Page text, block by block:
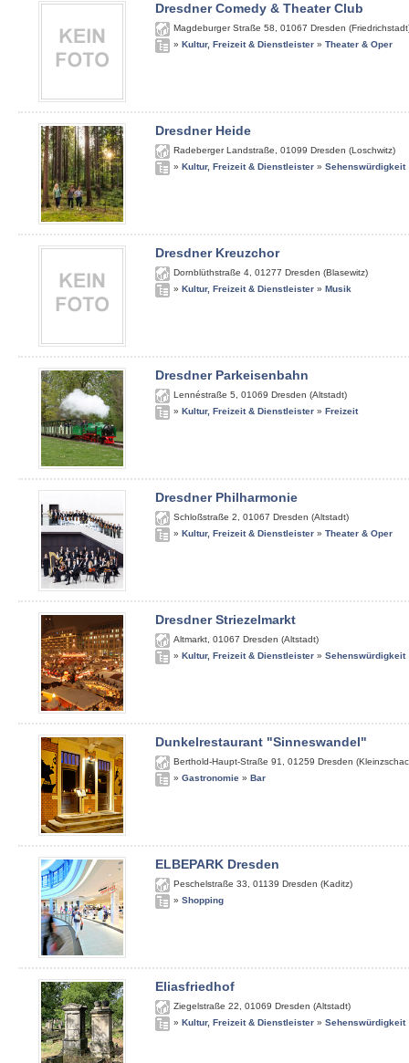
Dresdner Comedy & Theater Club
Magdeburger Straße 58 01067 Dresden
» Kultur, Freizeit & Dienstleister » Theater & Oper
Dresdner Heide
Radeberger Landstraße 01099 Dresden (Loschwitz)
» Kultur, Freizeit & Dienstleister » Sehenswürdigkeit
Dresdner Kreuzchor
Dornblüthstraße 4 01277 Dresden (Blasewitz)
» Kultur, Freizeit & Dienstleister » Musik
Dresdner Parkeisenbahn
Lennéstraße 5 01069 Dresden (Altstadt)
» Kultur, Freizeit & Dienstleister » Freizeit
Dresdner Philharmonie
Schloßstraße 2 01067 Dresden (Altstadt)
» Kultur, Freizeit & Dienstleister » Theater & Oper
Dresdner Striezelmarkt
Altmarkt 01067 Dresden (Altstadt)
» Kultur, Freizeit & Dienstleister » Sehenswürdigkeit
Dunkelrestaurant "Sinneswandel"
Berthold-Haupt-Straße 91 01259 Dresden
» Gastronomie » Bar
ELBEPARK Dresden
Peschelstraße 33 01139 Dresden (Kaditz)
» Shopping
Eliasfriedhof
Ziegelstraße 22 01069 Dresden (Altstadt)
» Kultur, Freizeit & Dienstleister » Sehenswürdigkeit